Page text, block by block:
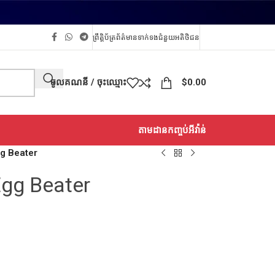
ព្រឹត្តិប័ត្រព័ត៌មានទាក់ទងជំនួយអតិថិជន
ចូលគណនី / ចុះឈ្មោះ $0.00
តាមដានកញ្ចប់អីវ៉ាន់
Beater
Beater